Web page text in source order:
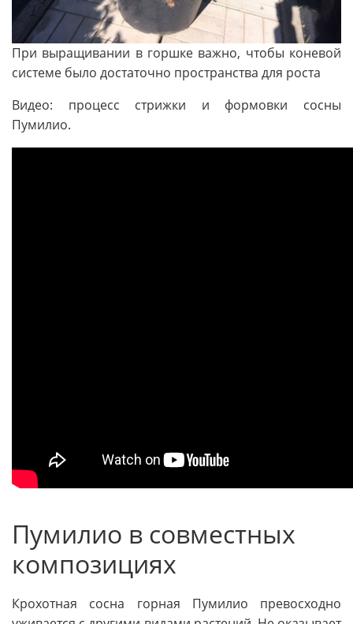
При выращивании в горшке важно, чтобы коневой
системе было достаточно пространства для роста
Видео: процесс стрижки и формовки сосны
Пумилио.
Пумилио в совместных
композициях
Крохотная сосна горная Пумилио превосходно